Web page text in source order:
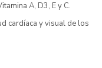
A, D3, E y C.
cardíaca y visual de los